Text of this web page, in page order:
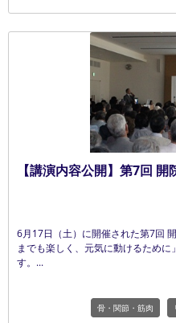
【講演内容公開】第7回
6月17日（土）に開催された第7回
までも楽しく、元気に動けるため
す。
骨・関節・筋肉